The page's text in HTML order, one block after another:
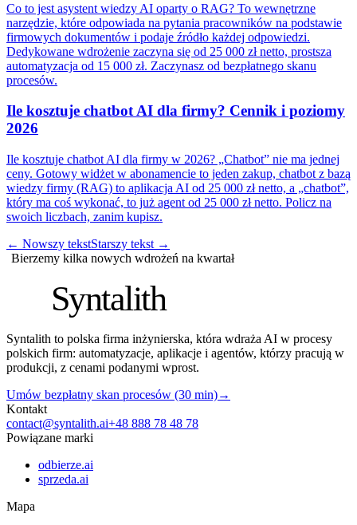
Co to jest asystent wiedzy AI oparty o RAG? To wewnętrzne
narzędzie, które odpowiada na pytania pracowników na podstawie
firmowych dokumentów i podaje źródło każdej odpowiedzi.
Dedykowane wdrożenie zaczyna się od 25 000 zł netto, prostsza
automatyzacja od 15 000 zł. Zaczynasz od bezpłatnego skanu
procesów.
Ile kosztuje chatbot AI dla firmy? Cennik i poziomy
2026
Ile kosztuje chatbot AI dla firmy w 2026? „Chatbot” nie ma jednej
ceny. Gotowy widżet w abonamencie to jeden zakup, chatbot z bazą
wiedzy firmy (RAG) to aplikacja AI od 25 000 zł netto, a „chatbot”,
który ma coś wykonać, to już agent od 25 000 zł netto. Policz na
swoich liczbach, zanim kupisz.
← Nowszy tekstStarszy tekst →
Bierzemy kilka nowych wdrożeń na kwartał
Syntalith
Syntalith to polska firma inżynierska, która wdraża AI w procesy
polskich firm: automatyzacje, aplikacje i agentów, którzy pracują w
produkcji, z cenami podanymi wprost.
Umów bezpłatny skan procesów (30 min)→
Kontakt
contact@syntalith.ai+48 888 78 48 78
Powiązane marki
odbierze.ai
sprzeda.ai
Mapa